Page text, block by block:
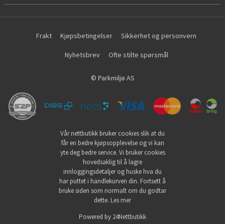
Frakt Kjøpsbetingelser Sikkerhet og personvern
Nyhetsbrev Ofte stilte spørsmål
© Parkmiljø AS
Vår nettbutikk bruker cookies slik at du
får en bedre kjøpsopplevelse og vi kan
yte deg bedre service. Vi bruker cookies
hovedsaklig til å lagre
innloggingsdetaljer og huske hva du
har puttet i handlekurven din. Fortsett å
bruke siden som normalt om du godtar
dette. Les mer
Powered by 24Nettbutikk